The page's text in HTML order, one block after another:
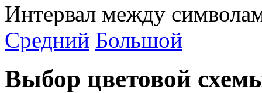
Интервал между
Средний Большой
Выбор цветовой